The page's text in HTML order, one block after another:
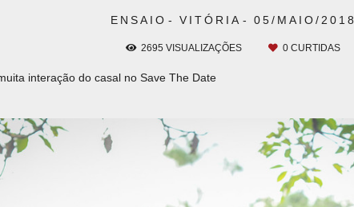
ENSAIO VITÓRIA 05/MAIO/2018
2695 VISUALIZAÇÕES 0 CURTIDAS
interação do casal no Save The Date